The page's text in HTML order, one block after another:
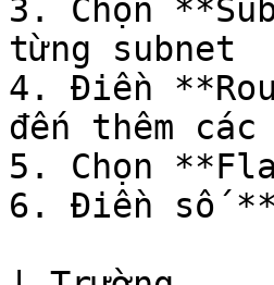
3. Chọn
từng subnet
4. Điền
đến thêm
5. Chọn
6. Điền số